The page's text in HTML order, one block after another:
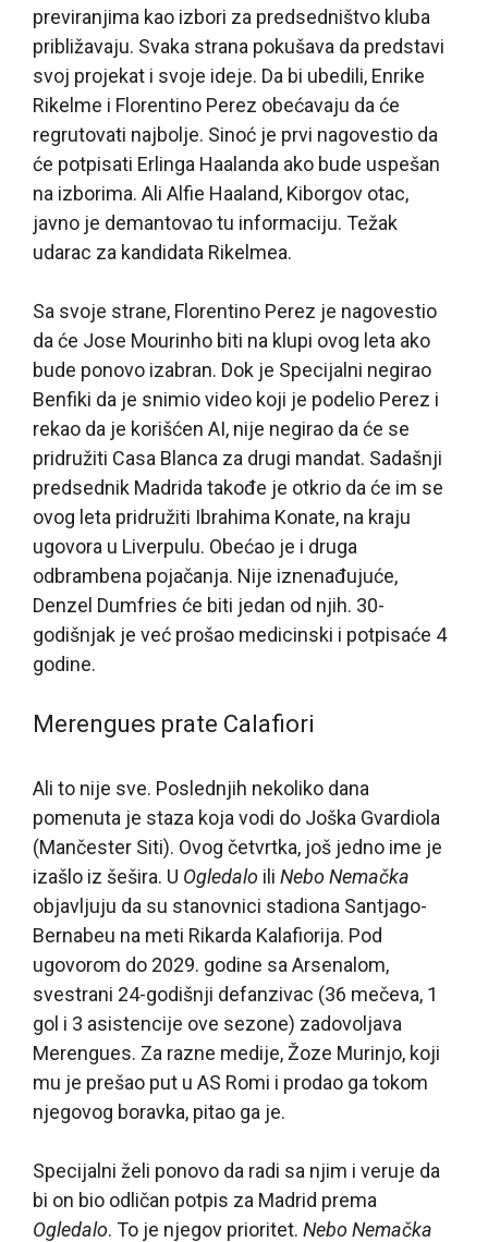
previranjima kao izbori za predsedništvo kluba
približavaju. Svaka strana pokušava da predstavi
svoj projekat i svoje ideje. Da bi ubedili, Enrike
Rikelme i Florentino Perez obećavaju da će
regrutovati najbolje. Sinoć je prvi nagovestio da
će potpisati Erlinga Haalanda ako bude uspešan
na izborima. Ali Alfie Haaland, Kiborgov otac,
javno je demantovao tu informaciju. Težak
udarac za kandidata Rikelmea.
Sa svoje strane, Florentino Perez je nagovestio
da će Jose Mourinho biti na klupi ovog leta ako
bude ponovo izabran. Dok je Specijalni negirao
Benfiki da je snimio video koji je podelio Perez i
rekao da je korišćen AI, nije negirao da će se
pridružiti Casa Blanca za drugi mandat. Sadašnji
predsednik Madrida takođe je otkrio da će im se
ovog leta pridružiti Ibrahima Konate, na kraju
ugovora u Liverpulu. Obećao je i druga
odbrambena pojačanja. Nije iznenađujuće,
Denzel Dumfries će biti jedan od njih. 30-
godišnjak je već prošao medicinski i potpisaće 4
godine.
Merengues prate Calafiori
Ali to nije sve. Poslednjih nekoliko dana
pomenuta je staza koja vodi do Joška Gvardiola
(Mančester Siti). Ovog četvrtka, još jedno ime je
izašlo iz šešira. U Ogledalo ili Nebo Nemačka
objavljuju da su stanovnici stadiona Santjago-
Bernabeu na meti Rikarda Kalafiorija. Pod
ugovorom do 2029. godine sa Arsenalom,
svestrani 24-godišnji defanzivac (36 mečeva, 1
gol i 3 asistencije ove sezone) zadovoljava
Merengues. Za razne medije, Žoze Murinjo, koji
mu je prešao put u AS Romi i prodao ga tokom
njegovog boravka, pitao ga je.
Specijalni želi ponovo da radi sa njim i veruje da
bi on bio odličan potpis za Madrid prema
Ogledalo. To je njegov prioritet. Nebo Nemačka